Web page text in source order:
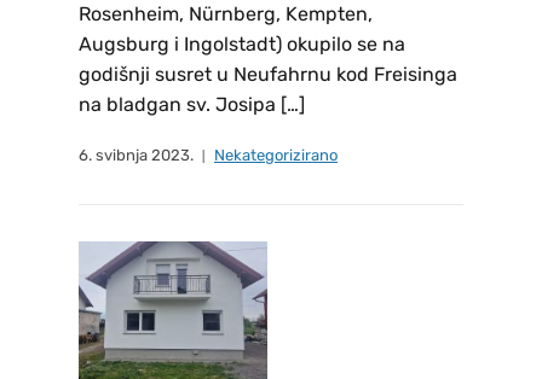
ulaze po službi: Čolić Ilija
Pastoralreferent i.R. , Vilus Marija
Gemeindereferentin Na poseban
način zahvaljujemo izbornom
povjerenstvu Josipi i Ljupki Gelo,
St. Georg, Marienplatz, 85354
Freising , Već je duga tradicija u
katoličkom svijetu da se prvi petak
u mjesecu posebno štuje Srce
Rosenheim, Nürnberg, Kempten,
Augsburg i Ingolstadt) okupilo se na
godišnji susret u Neufahrnu kod Freisinga
na bladgan sv. Josipa […]
6. svibnja 2023. Nekategorizirano